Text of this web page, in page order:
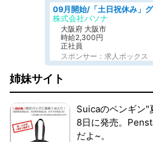
株式会社パソナ
大阪府 大阪市
時給2,300円
正社員
スポンサー：求人ボックス
姉妹サイト
Suicaのペンギン"
8日に発売。
だよ~。